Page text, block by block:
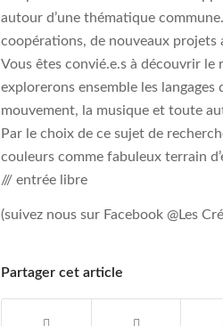
autour d’une thématique
coopérations, de nouveaux projets
Vous êtes convié.e.s à découvrir
explorerons ensemble les
mouvement, la musique et toute
Par le choix de ce sujet de
couleurs comme fabuleux terrain
/// entrée libre
(suivez nous sur Facebook @Les
Partager cet article